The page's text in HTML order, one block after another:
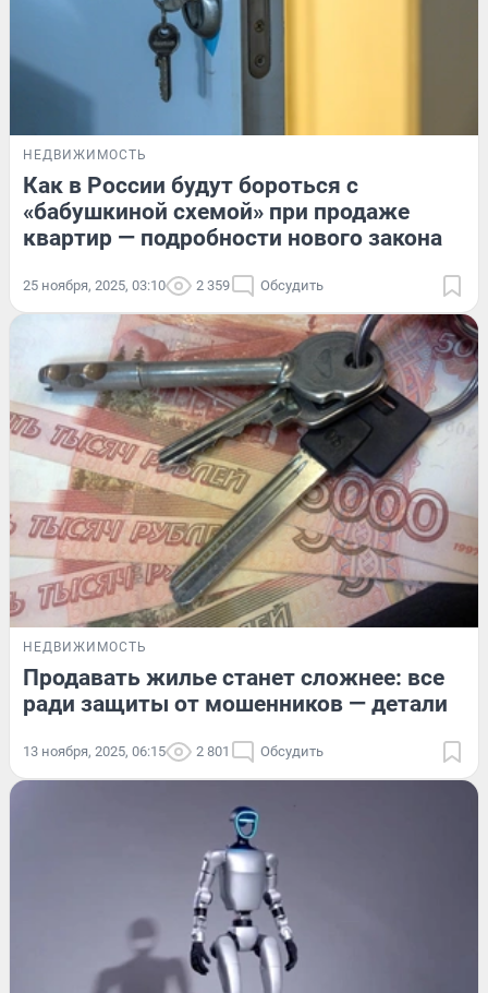
НЕДВИЖИМОСТЬ
Как в России будут бороться с
«бабушкиной схемой» при продаже
квартир — подробности нового закона
25 ноября, 2025, 03:10 2 359 Обсудить
НЕДВИЖИМОСТЬ
Продавать жилье станет сложнее: все
ради защиты от мошенников — детали
13 ноября, 2025, 06:15 2 801 Обсудить